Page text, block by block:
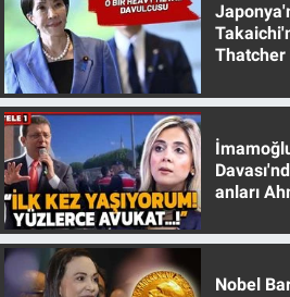
Thatcher
anları
Nobel
Programlar
Sağlık
Teknoloji
Türkiye'nin Geleceği